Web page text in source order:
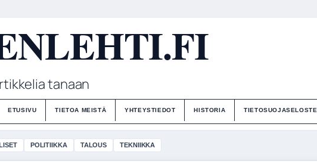
tanaan
ETUSIVU TIETOA MEISTÄ YHTEYSTIEDOT HISTORIA TIETOSUOJASELOSTE
POLITIIKKA TALOUS TEKNIIKKA